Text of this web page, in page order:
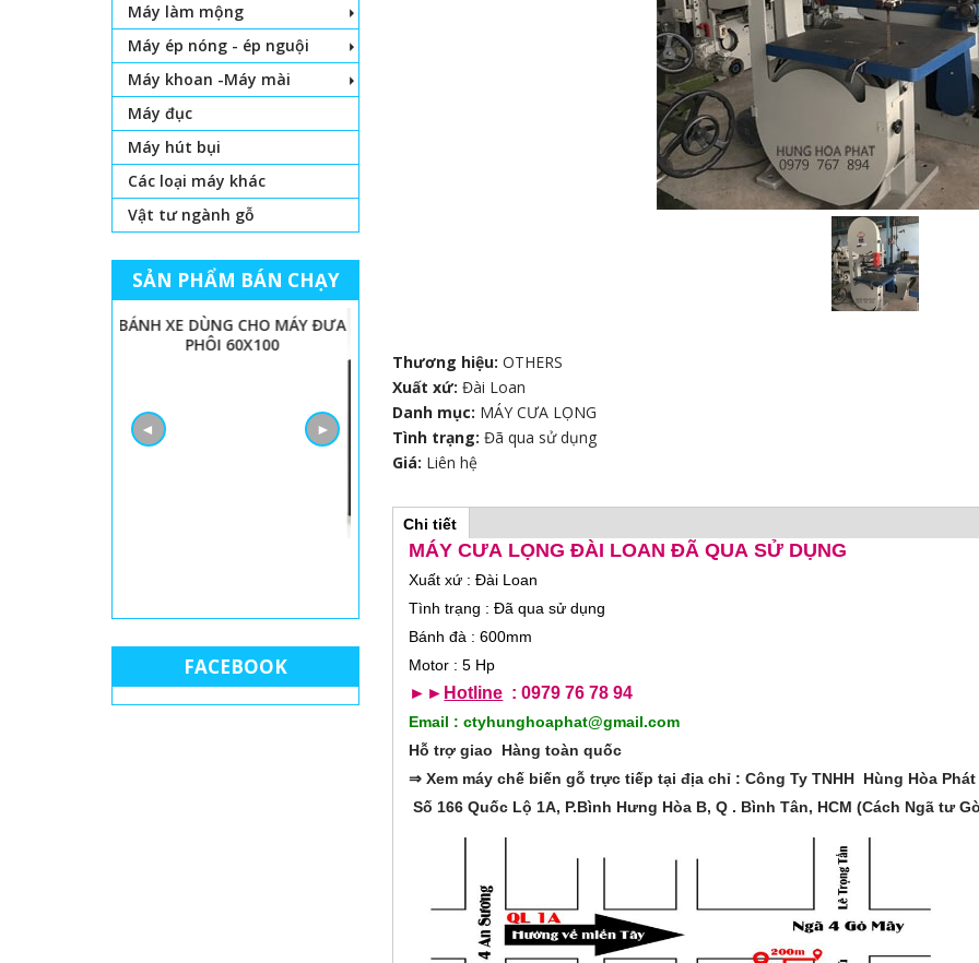
Thương hiệu:OTHERS
Xuất xứ:Đài Loan
Danh mục: MÁY CƯA LỌNG
Tình trạng:Đã qua sử dụng
Giá: Liên hệ
H
o
o
n
Chi tiết(
t
a
b
o
ạ
t
đ
n
g
MÁY CƯA LỌNG ĐÀI LOAN ĐÃ QUA SỬ DỤNG
Xuất xứ : Đài Loan
Tình trạng : Đã qua sử dụng
Bánh đà : 600mm
Motor : 5 Hp
►► Hotline : 0979 76 78 94
Email : ctyhunghoaphat@gmail.com
Hỗ trợ giao Hàng toàn quốc
⇒ Xem máy chế biến gỗ trực tiếp tại địa chỉ : Công Ty TNHH Hùng Hòa Phát
Số 166 Quốc Lộ 1A, P.Bình Hưng Hòa B, Q . Bình Tân, HCM (Cách Ngã tư
Máy làm mộng
Máy ép nóng - ép nguội
Máy khoan -Máy mài
Máy đục
Máy hút bụi
Các loại máy khác
Vật tư ngành gỗ
SẢN PHẨM BÁN CHẠY
BÁNH XE DÙNG CHO MÁY ĐƯA
PHÔI 60X100
GIẤY NHÁM MÁY CHÀ NHÁM
THÙNG
◄ ►
FACEBOOK